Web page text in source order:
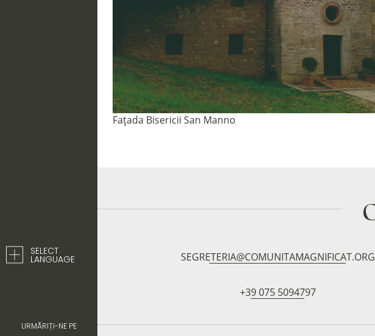
SELECT
LANGUAGE
URMĂRIȚI-NE PE
Fațada Bisericii San Manno
SEGRETERIA@COMUNITAMAGNIFICAT.ORG
+39 075 5094797